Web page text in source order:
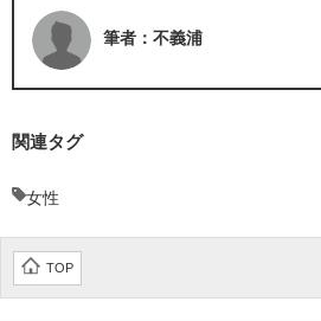
筆者：不義浦
関連タグ
女性
TOP